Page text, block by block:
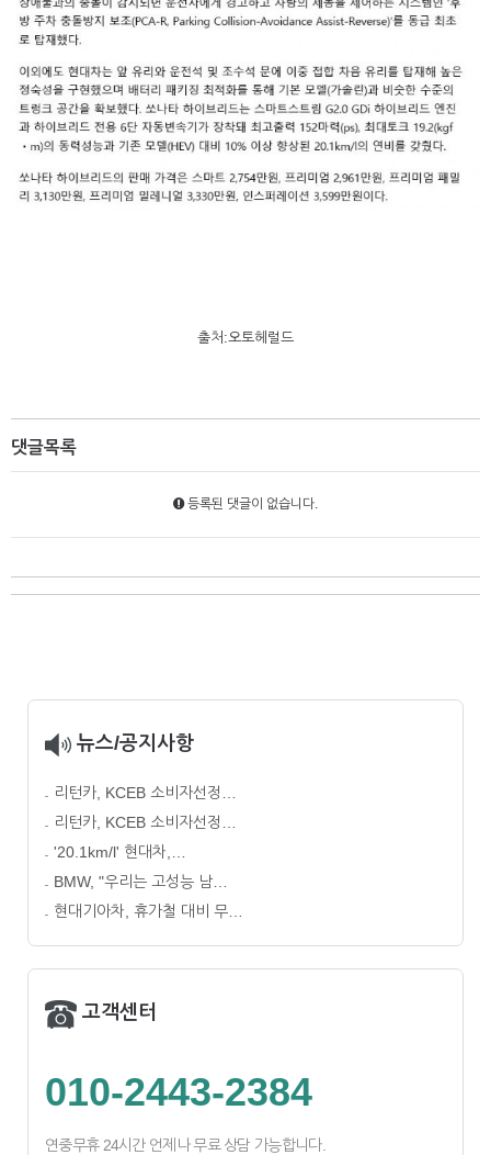
출처:오토헤럴드
댓글목록
등록된 댓글이 없습니다.
뉴스/공지사항
리턴카, KCEB 소비자선정…
리턴카, KCEB 소비자선정…
'20.1km/l' 현대차,…
BMW, "우리는 고성능 남…
현대기아차, 휴가철 대비 무…
고객센터
010-2443-2384
연중무휴 24시간 언제나 무료 상담 가능합니다.